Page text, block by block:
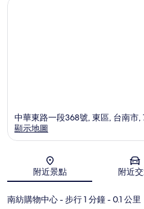
地
中華東路一段368號, 東區, 台南市,
顯示地圖
附近景點 附近
南紡購物中心- 步行 1 分鐘- 0.1 公里